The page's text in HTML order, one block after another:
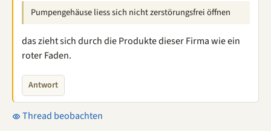
Pumpengehäuse liess sich nicht zerstörungsfrei öffnen
das zieht sich durch die Produkte dieser Firma wie ein
roter Faden.
Antwort
Thread beobachten